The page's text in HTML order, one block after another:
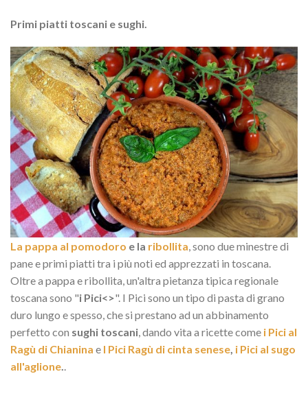
Primi piatti toscani e sughi.
La pappa al pomodoro e la ribollita, sono due minestre di
pane e primi piatti tra i più noti ed apprezzati in toscana.
Oltre a pappa e ribollita, un'altra pietanza tipica regionale
toscana sono "i Pici<>". I Pici sono un tipo di pasta di grano
duro lungo e spesso, che si prestano ad un abbinamento
perfetto con sughi toscani, dando vita a ricette come i Pici al
Ragù di Chianina e I Pici Ragù di cinta senese, i Pici al sugo
all'aglione..